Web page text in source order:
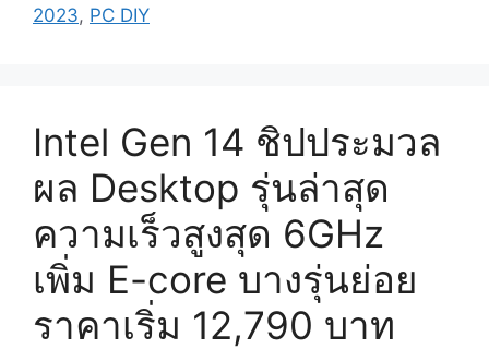
2023, PC DIY
Intel Gen 14 ชิปประมวล
ผล Desktop รุ่นล่าสุด
ความเร็วสูงสุด 6GHz
เพิ่ม E-core บางรุ่นย่อย
ราคาเริ่ม 12,790 บาท